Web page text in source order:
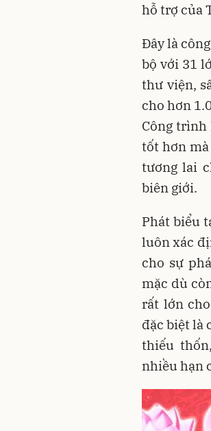
hỗ trợ của
Đây là
bộ với 31
thư viện,
cho hơn
Công
tốt hơn mà
tương lai
biên giới.
Phát biểu
luôn xác
cho sự
mặc dù
rất lớn
đặc biệt là
thiếu
nhiều hạn